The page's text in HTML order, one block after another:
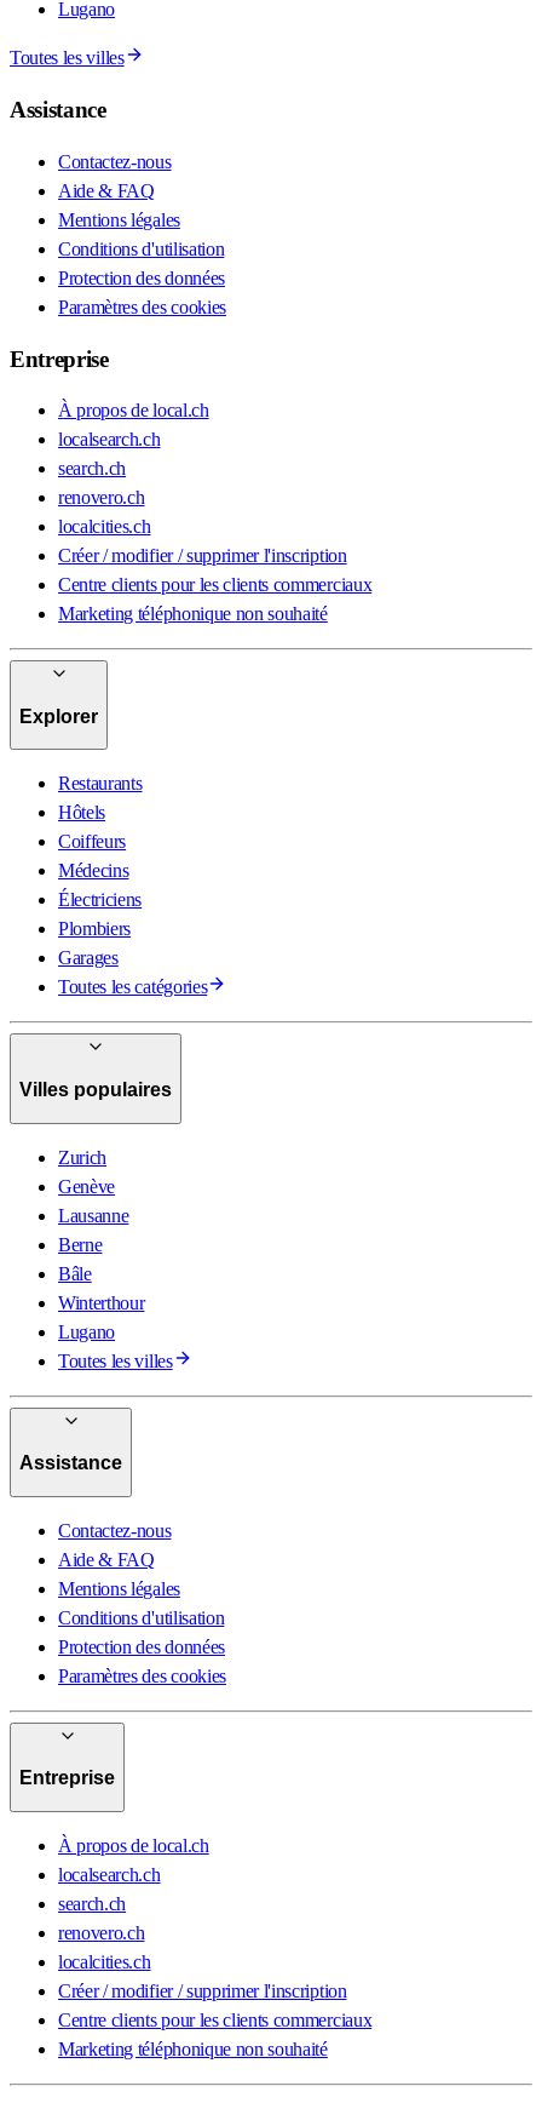
Lugano
Toutes les villes
Assistance
Contactez-nous
Aide & FAQ
Mentions légales
Conditions d'utilisation
Protection des données
Paramètres des cookies
Entreprise
À propos de local.ch
localsearch.ch
search.ch
renovero.ch
localcities.ch
Créer / modifier / supprimer l'inscription
Centre clients pour les clients commerciaux
Marketing téléphonique non souhaité
Explorer
Restaurants
Hôtels
Coiffeurs
Médecins
Électriciens
Plombiers
Garages
Toutes les catégories
Villes populaires
Zurich
Genève
Lausanne
Berne
Bâle
Winterthour
Lugano
Toutes les villes
Assistance
Contactez-nous
Aide & FAQ
Mentions légales
Conditions d'utilisation
Protection des données
Paramètres des cookies
Entreprise
À propos de local.ch
localsearch.ch
search.ch
renovero.ch
localcities.ch
Créer / modifier / supprimer l'inscription
Centre clients pour les clients commerciaux
Marketing téléphonique non souhaité